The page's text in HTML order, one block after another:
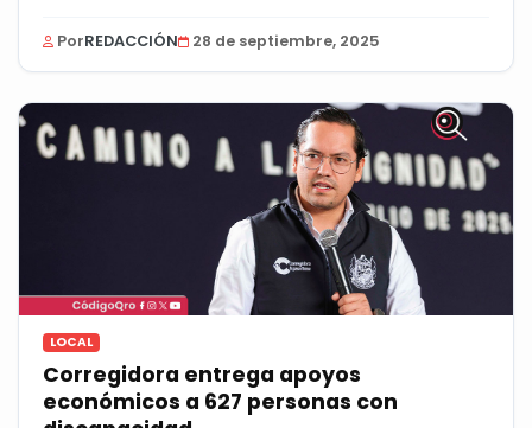
PorREDACCIÓN 28 de septiembre, 2025
LOCAL
Corregidora entrega apoyos
económicos a 627 personas con